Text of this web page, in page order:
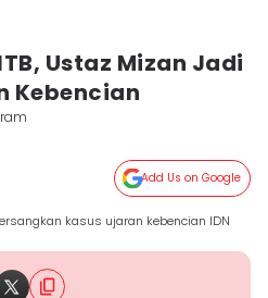
Ustaz Mizan Jadi
Kebencian
Add Us on Google
kasus ujaran kebencian IDN